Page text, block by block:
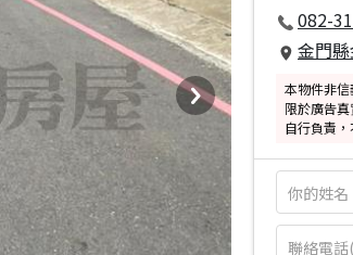
082-
金門
本物件非
限於廣告
自行負責